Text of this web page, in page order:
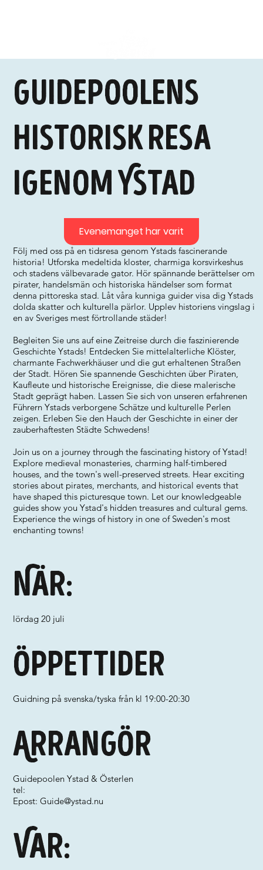
Guidepoolens
historisk resa
igenom Ystad
Följ med oss på en tidsresa genom Ystads fascinerande
historia! Utforska medeltida kloster, charmiga korsvirkeshus
och stadens välbevarade gator. Hör spännande berättelser om
pirater, handelsmän och historiska händelser som format
denna pittoreska stad. Låt våra kunniga guider visa dig Ystads
dolda skatter och kulturella pärlor. Upplev historiens vingslag i
en av Sveriges mest förtrollande städer!
Begleiten Sie uns auf eine Zeitreise durch die faszinierende
Geschichte Ystads! Entdecken Sie mittelalterliche Klöster,
charmante Fachwerkhäuser und die gut erhaltenen Straßen
der Stadt. Hören Sie spannende Geschichten über Piraten,
Kaufleute und historische Ereignisse, die diese malerische
Stadt geprägt haben. Lassen Sie sich von unseren erfahrenen
Führern Ystads verborgene Schätze und kulturelle Perlen
zeigen. Erleben Sie den Hauch der Geschichte in einer der
zauberhaftesten Städte Schwedens!
Join us on a journey through the fascinating history of Ystad!
Explore medieval monasteries, charming half-timbered
houses, and the town's well-preserved streets. Hear exciting
stories about pirates, merchants, and historical events that
have shaped this picturesque town. Let our knowledgeable
guides show you Ystad's hidden treasures and cultural gems.
Experience the wings of history in one of Sweden's most
enchanting towns!
När:
lördag 20 juli
Var:
Arrangör
Guidepoolen Ystad & Österlen
tel:
Epost:Guide@ystad.nu
Öppettider
Guidning på svenska/tyska från kl 19:00-20:30
Evenemanget har varit